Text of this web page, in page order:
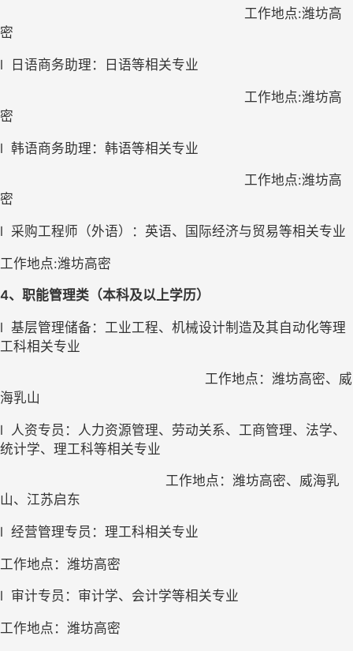
工作地点:潍坊高
密
l 日语商务助理：日语等相关专业
工作地点:潍坊高
密
l 韩语商务助理：韩语等相关专业
工作地点:潍坊高
密
l 采购工程师（外语）：英语、国际经济与贸易等相关专业
工作地点:潍坊高密
4、职能管理类（本科及以上学历）
l 基层管理储备：工业工程、机械设计制造及其自动化等理
工科相关专业
工作地点：潍坊高密、威
海乳山
l
人资专员：人力资源管理、劳动关系、工商管理、法学、
统计学、理工科等相关专业
工作地点：潍坊高密、威海乳
山、江苏启东
l 经营管理专员：理工科相关专业
工作地点：潍坊高密
l 审计专员：审计学、会计学等相关专业
工作地点：潍坊高密